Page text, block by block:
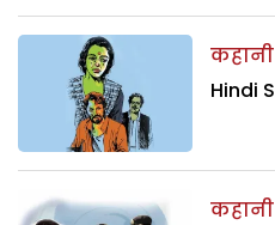
कहानी
Hindi
कहानी